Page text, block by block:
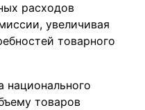
расходов
увеличивая
товарного
национального
товаров